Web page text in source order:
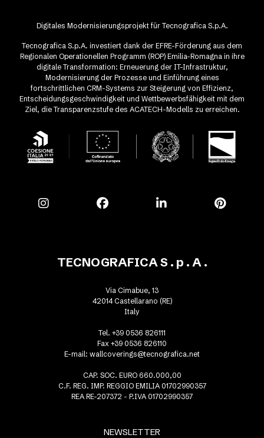
Digitales Modernisierungsprojekt für Tecnografica S.p.A.
Tecnografica S.p.A. investiert dank der EFRE-Förderung aus dem
Regionalen Operationellen Programm (ROP) Emilia-Romagna in ihre
digitale Transformation: Erneuerung der IT-Infrastruktur,
Modernisierung der Prozesse und Einführung eines
fortschrittlichen CRM-Systems zur Steigerung von Effizienz,
Entscheidungsgeschwindigkeit und Wettbewerbsfähigkeit mit dem
Ziel, die Transparenzstufe des ACATECH-Modells zu erreichen.
NEWSLETTER
TECNOGRAFICA S . p . A .
Via Cimabue, 13
42014 Castellarano (RE)
Italy
Tel. +39 0536 826111
Fax +39 0536 826110
E-mail: wallcoverings@tecnografica.net
CAP. SOC. EURO 660.000,00
C.F. REG. IMP. REGGIO EMILIA 01702990357
REA RE-207372 - P.IVA 01702990357